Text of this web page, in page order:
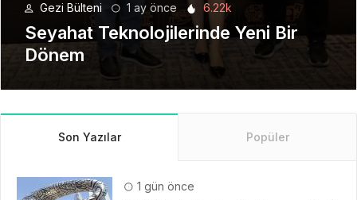
Gezi Bülteni 1 ay önce 6.22k
Seyahat Teknolojilerinde Yeni Bir
Dönem
Son Yazılar Popüler
1 gün önce